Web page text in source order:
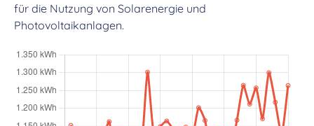
für die Nutzung von Solarenergie und
Photovoltaikanlagen.